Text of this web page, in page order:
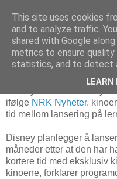
16. februar 2010
En oppskrift på å
ifølge NRK Nyheter.
tid mellom lansering på
Disney planlegger å
måneder etter at den har
kortere tid med eksklusiv
kinoene, forklarer
This site uses cookies
and to analyze traffic.
shared with Google
metrics to ensure
statistics, and to detect
LEARN